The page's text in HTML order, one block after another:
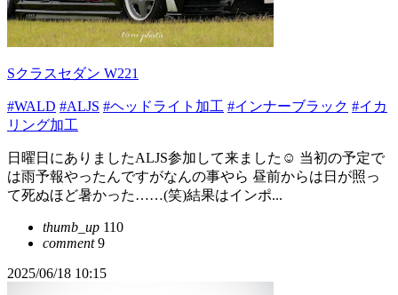
Sクラスセダン W221
#WALD #ALJS #ヘッドライト加工 #インナーブラック #イカ
リング加工
日曜日にありましたALJS参加して来ました☺️ 当初の予定で
は雨予報やったんですがなんの事やら 昼前からは日が照っ
て死ぬほど暑かった……(笑)結果はインポ...
thumb_up 110
comment9
2025/06/18 10:15